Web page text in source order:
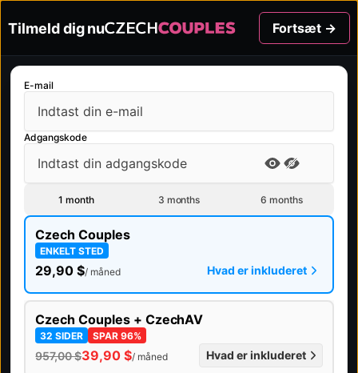
Tilmeld dig nu Fortsæt →
E-mail
Adgangskode
1 month 3 months 6 months
Czech Couples
ENKELT STED
29,90 $/ måned Hvad er inkluderet
Czech Couples + CzechAV
32 SIDER SPAR 96%
957,00 $39,90 $/ måned Hvad er inkluderet